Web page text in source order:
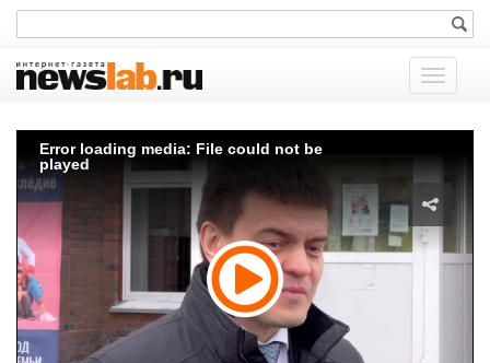
Показать
меню
Error loading media: File could not be
played